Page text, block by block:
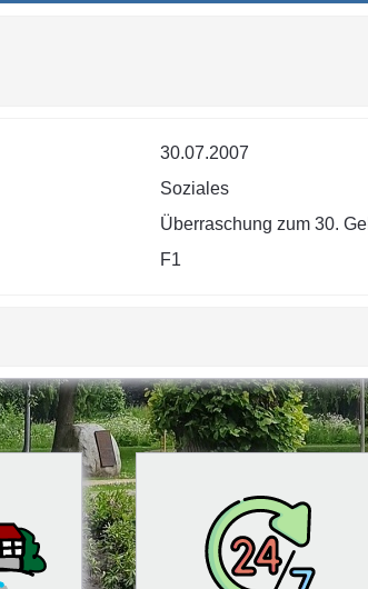
30.07.2007
Soziales
Überraschung zum 30.
F1